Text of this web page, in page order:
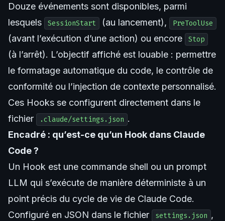
Douze événements sont disponibles, parmi
lesquels
SessionStart (au lancement), PreToolUse
(avant l’exécution d’une action) ou encore Stop
(à l’arrêt). L’objectif affiché est louable : permettre
le formatage automatique du code, le contrôle de
conformité ou l’injection de contexte personnalisé.
Ces Hooks se configurent directement dans le
fichier
.claude/settings.json .
Encadré : qu’est-ce qu’un Hook dans Claude
Code ?
Un Hook est une commande shell ou un prompt
LLM qui s’exécute de manière déterministe à un
point précis du cycle de vie de Claude Code.
Configuré en JSON dans le fichier
settings.json ,